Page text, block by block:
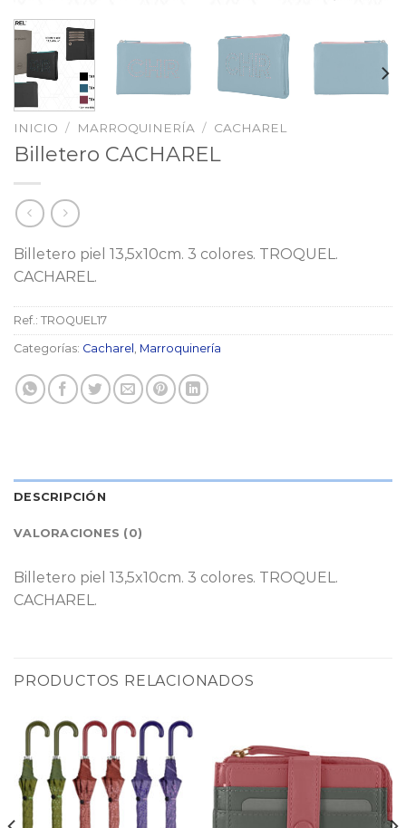
INICIO / MARROQUINERÍA / CACHAREL
Billetero CACHAREL
Billetero piel 13,5x10cm. 3 colores. TROQUEL.
CACHAREL.
Ref.: TROQUEL17
Categorías: Cacharel , Marroquinería
DESCRIPCIÓN
VALORACIONES (0)
Billetero piel 13,5x10cm. 3 colores. TROQUEL.
CACHAREL.
PRODUCTOS RELACIONADOS